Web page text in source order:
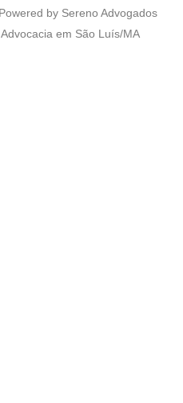
by Sereno Advogados
em São Luís/MA